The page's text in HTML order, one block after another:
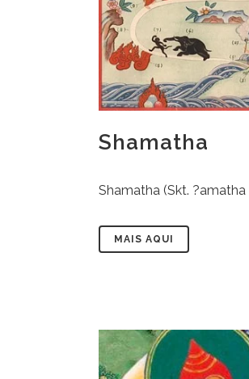
Shamatha
Shamatha (Skt.
MAIS AQUI